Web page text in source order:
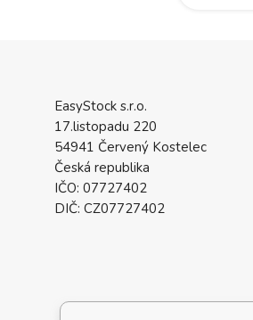
EasyStock s.r.o.
17.listopadu 220
54941 Červený Kostelec
Česká republika
IČO: 07727402
DIČ: CZ07727402